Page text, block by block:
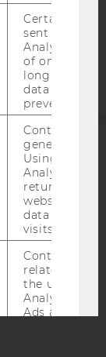
Certain data
sent to
Analytics a
of once per
long as it is
data
prevented.
Contains a
generated
Using this
Analytics can
returning
website and
data from
visits.
Contains
related
the user. If
Analytics and
Ads accounts